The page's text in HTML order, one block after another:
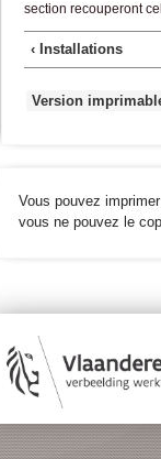
section recouperont
‹ Installations
Version
Vous pouvez
vous ne pouvez le